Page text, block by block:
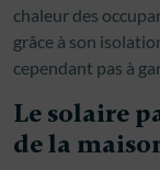
chaleur des
grâce à son
cependant pas à
Le solaire
de la